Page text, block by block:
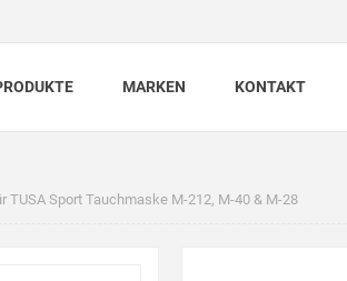
MARKEN KONTAKT
TUSA Sport Tauchmaske M-212, M-40 & M-28